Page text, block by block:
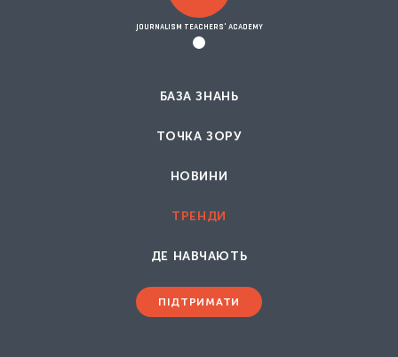
JOURNALISM TEACHERS' ACADEMY
БАЗА ЗНАНЬ
ТОЧКА ЗОРУ
НОВИНИ
ТРЕНДИ
ДЕ НАВЧАЮТЬ
ПІДТРИМАТИ